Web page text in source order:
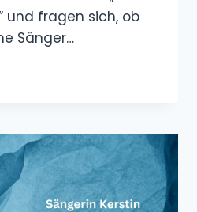
und fragen sich, ob
Sänger…